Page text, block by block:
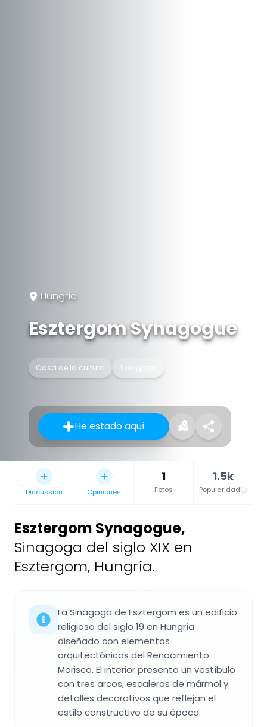
Hungría
Esztergom Synagogue
Casa de la cultura Sinagoga
He estado aquí
Discussion Opiniones
1
Fotos
1.5k
Popularidad
Esztergom Synagogue,
Sinagoga del siglo XIX en
Esztergom, Hungría.
La Sinagoga de Esztergom es un edificio
religioso del siglo 19 en Hungría
diseñado con elementos
arquitectónicos del Renacimiento
Morisco. El interior presenta un vestíbulo
con tres arcos, escaleras de mármol y
detalles decorativos que reflejan el
estilo constructivo de su época.